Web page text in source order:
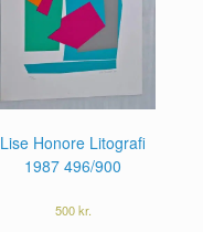
Lise Honore Litografi
1987 496/900
500kr.